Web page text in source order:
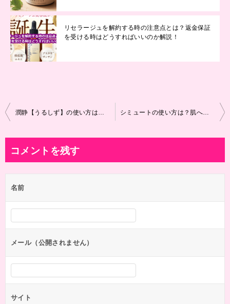
リセラージュを解約する時の注意点とは？返金保証
を受ける時はどうすればいいのか解説！
投
ビ
ー
シ
ョ
ン
潤静【うるしず】の使い方は？アトピーや敏感肌が悪化しないために効果的に使うコツ！ シミュートの使い方は？肌への効果を目指すおすすめの塗り方はコレ！
コメントを残す
名前
メール（公開されません）
サイト